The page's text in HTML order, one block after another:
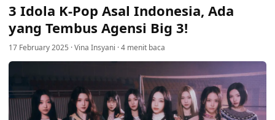
3 Idola K-Pop Asal Indonesia, Ada
yang Tembus Agensi Big 3!
17 February 2025 ·Vina Insyani ·4 menit baca